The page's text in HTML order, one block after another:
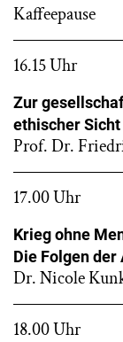
Kaffeepause
16.15 Uhr
Zur
ethischer Sicht
Prof. Dr.
17.00 Uhr
Krieg ohne
Die Folgen
Dr. Nicole
18.00 Uhr